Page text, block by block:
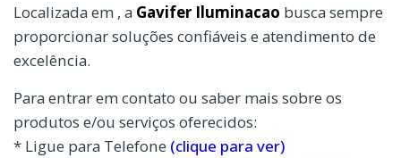
Localizada em , a Gavifer Iluminacao busca sempre
proporcionar soluções confiáveis e atendimento de
excelência.
Para entrar em contato ou saber mais sobre os
produtos e/ou serviços oferecidos:
* Ligue para Telefone (clique para ver)